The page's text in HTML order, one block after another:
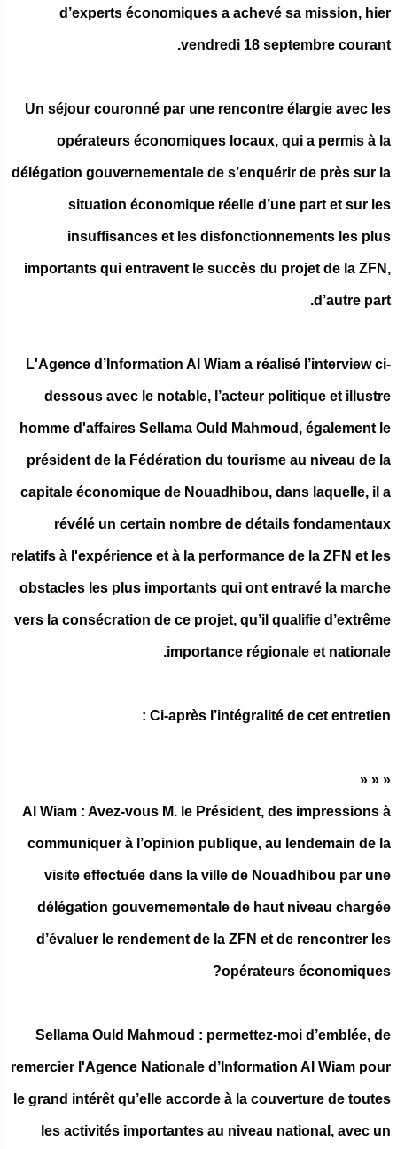
d’experts économiques a achevé sa mission, hier
vendredi 18 septembre courant.
Un séjour couronné par une rencontre élargie avec les
opérateurs économiques locaux, qui a permis à la
délégation gouvernementale de s’enquérir de près sur la
situation économique réelle d’une part et sur les
insuffisances et les disfonctionnements les plus
importants qui entravent le succès du projet de la ZFN,
d’autre part.
L'Agence d’Information Al Wiam a réalisé l’interview ci-
dessous avec le notable, l’acteur politique et illustre
homme d'affaires Sellama Ould Mahmoud, également le
président de la Fédération du tourisme au niveau de la
capitale économique de Nouadhibou, dans laquelle, il a
révélé un certain nombre de détails fondamentaux
relatifs à l'expérience et à la performance de la ZFN et les
obstacles les plus importants qui ont entravé la marche
vers la consécration de ce projet, qu’il qualifie d’extrême
importance régionale et nationale.
Ci-après l’intégralité de cet entretien :
« « «
Al Wiam : Avez-vous M. le Président, des impressions à
communiquer à l’opinion publique, au lendemain de la
visite effectuée dans la ville de Nouadhibou par une
délégation gouvernementale de haut niveau chargée
d’évaluer le rendement de la ZFN et de rencontrer les
opérateurs économiques?
Sellama Ould Mahmoud : permettez-moi d’emblée, de
remercier l'Agence Nationale d’Information Al Wiam pour
le grand intérêt qu’elle accorde à la couverture de toutes
les activités importantes au niveau national, avec un